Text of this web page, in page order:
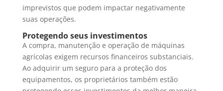
imprevistos que podem impactar negativamente
suas operações.
Protegendo seus investimentos
A compra, manutenção e operação de máquinas
agrícolas exigem recursos financeiros substanciais.
Ao adquirir um seguro para a proteção dos
equipamentos, os proprietários também estão